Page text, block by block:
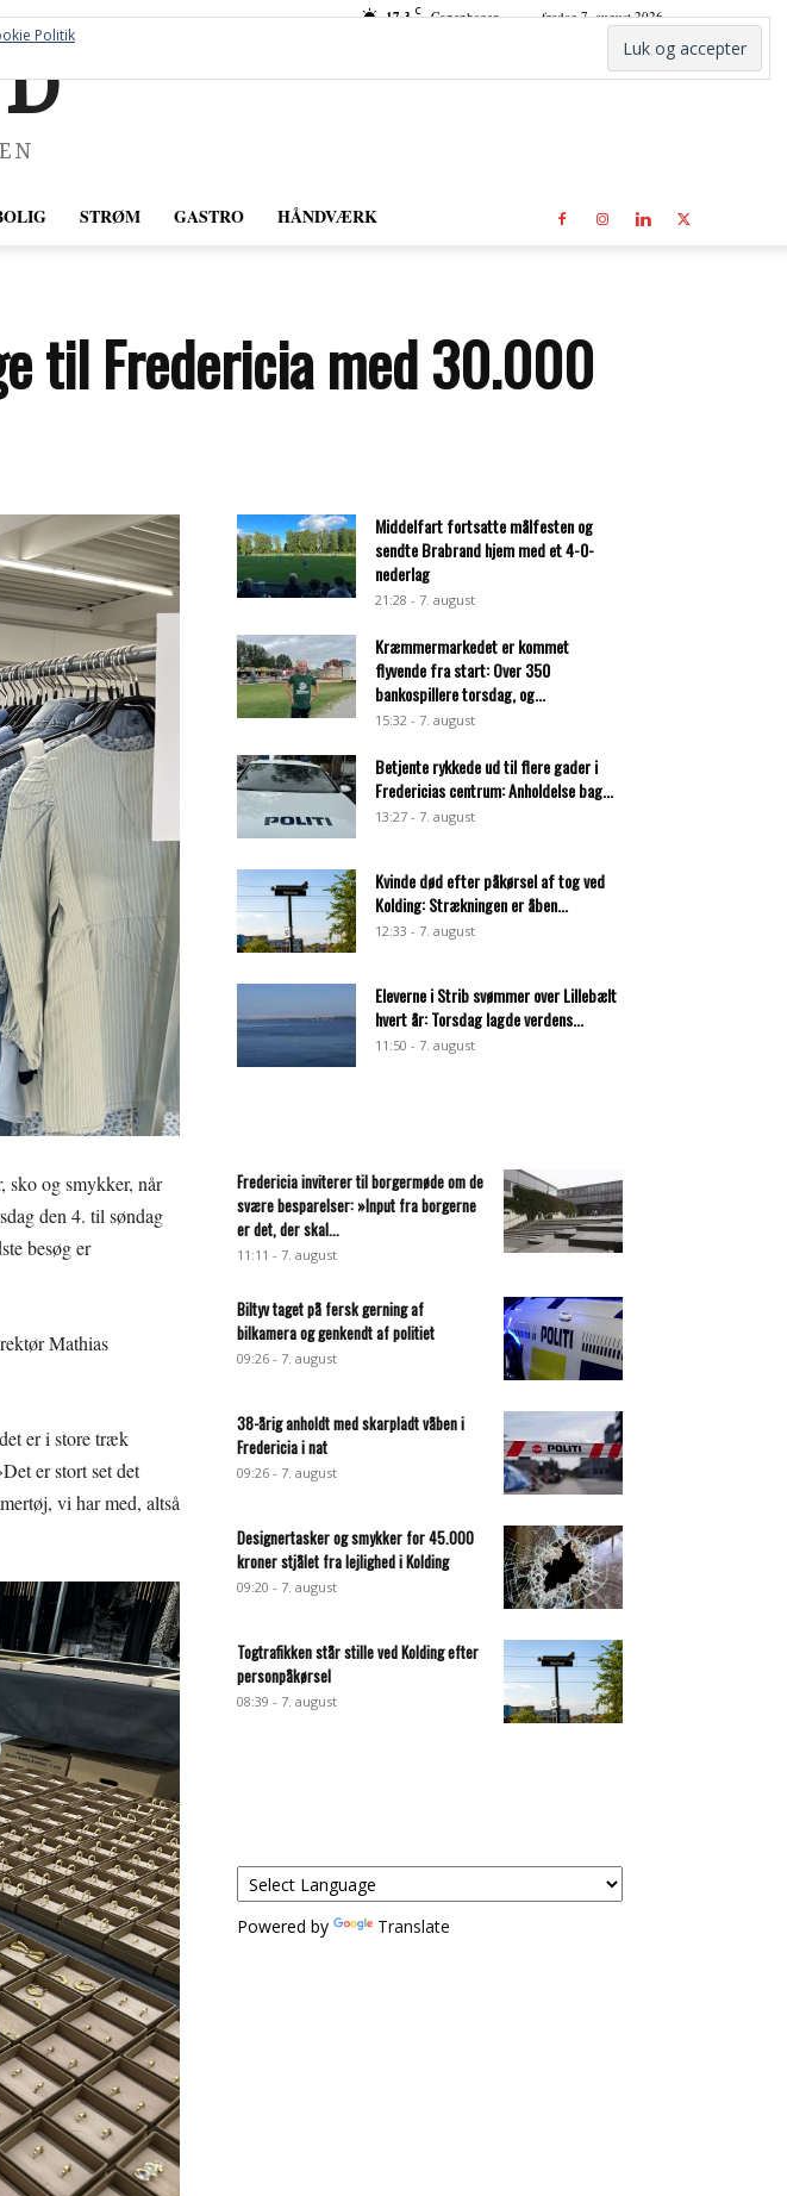
17.3 C Copenhagen fredag 7. august 2026
STRØM GASTRO HÅNDVÆRK
til Fredericia med 30.000
sko og smykker, når
den 4. til søndag
besøg er
Mathias
er i store træk
er stort set det
vi har med, altså
Middelfart fortsatte målfesten og
sendte Brabrand hjem med et 4-0-
nederlag
21:28 - 7. august
Kræmmermarkedet er kommet
flyvende fra start: Over 350
bankospillere torsdag, og...
15:32 - 7. august
Betjente rykkede ud til flere gader i
Fredericias centrum: Anholdelse bag...
13:27 - 7. august
Kvinde død efter påkørsel af tog ved
Kolding: Strækningen er åben...
12:33 - 7. august
Eleverne i Strib svømmer over Lillebælt
hvert år: Torsdag lagde verdens...
11:50 - 7. august
Fredericia inviterer til borgermøde om de
svære besparelser: »Input fra borgerne
er det, der skal...
11:11 - 7. august
Biltyv taget på fersk gerning af
bilkamera og genkendt af politiet
09:26 - 7. august
38-årig anholdt med skarpladt våben i
Fredericia i nat
09:26 - 7. august
Designertasker og smykker for 45.000
kroner stjålet fra lejlighed i Kolding
09:20 - 7. august
Togtrafikken står stille ved Kolding efter
personpåkørsel
08:39 - 7. august
Powered by Translate
Politik